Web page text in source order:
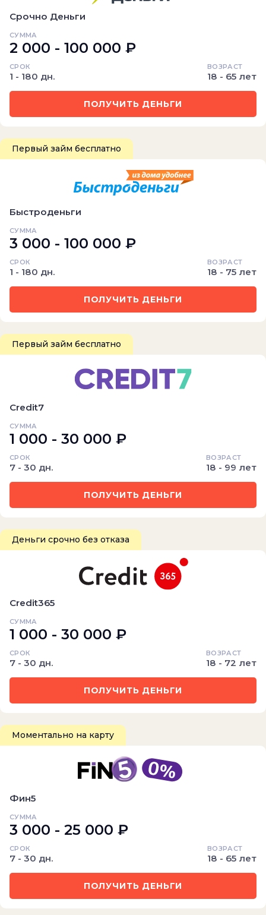
Срочно Деньги
СУММА
2 000 - 100 000 ₽
СРОК
1 - 180 дн.
ВОЗРАСТ
18 - 65 лет
ПОЛУЧИТЬ ДЕНЬГИ
Первый займ бесплатно
Быстроденьги
СУММА
3 000 - 100 000 ₽
СРОК
1 - 180 дн.
ВОЗРАСТ
18 - 75 лет
ПОЛУЧИТЬ ДЕНЬГИ
Первый займ бесплатно
Credit7
СУММА
1 000 - 30 000 ₽
СРОК
7 - 30 дн.
ВОЗРАСТ
18 - 99 лет
ПОЛУЧИТЬ ДЕНЬГИ
Деньги срочно без отказа
Credit365
СУММА
1 000 - 30 000 ₽
СРОК
7 - 30 дн.
ВОЗРАСТ
18 - 72 лет
ПОЛУЧИТЬ ДЕНЬГИ
Моментально на карту
Фин5
СУММА
3 000 - 25 000 ₽
СРОК
7 - 30 дн.
ВОЗРАСТ
18 - 65 лет
ПОЛУЧИТЬ ДЕНЬГИ